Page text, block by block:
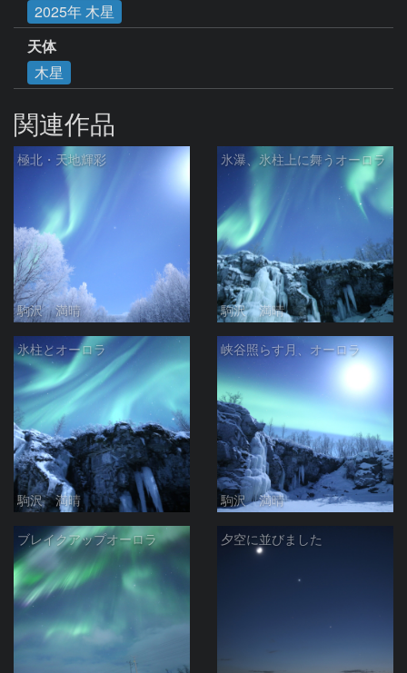
2025年 木星
天体
木星
関連作品
極北・天地輝彩
駒沢 満晴
氷瀑、氷柱上に舞うオーロラ
駒沢 満晴
氷柱とオーロラ
駒沢 満晴
峡谷照らす月、オーロラ
駒沢 満晴
ブレイクアップオーロラ 夕空に並びました